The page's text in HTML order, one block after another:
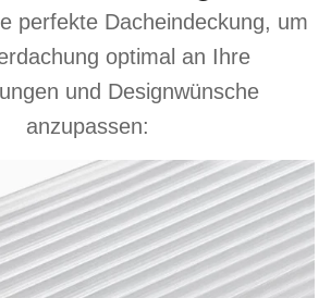
perfekte Dacheindeckung, um
optimal an Ihre
und Designwünsche
anzupassen: